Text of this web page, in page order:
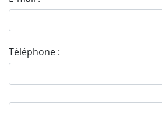
Téléphone :